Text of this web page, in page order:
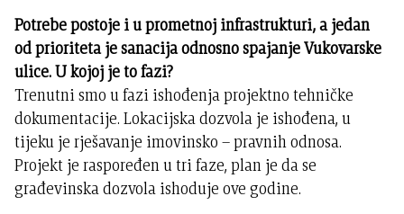
Potrebe postoje i u prometnoj infrastrukturi, a jedan
od prioriteta je sanacija odnosno spajanje Vukovarske
ulice. U kojoj je to fazi?
Trenutni smo u fazi ishođenja projektno tehničke
dokumentacije. Lokacijska dozvola je ishođena, u
tijeku je rješavanje imovinsko – pravnih odnosa.
Projekt je raspoređen u tri faze, plan je da se
građevinska dozvola ishoduje ove godine.